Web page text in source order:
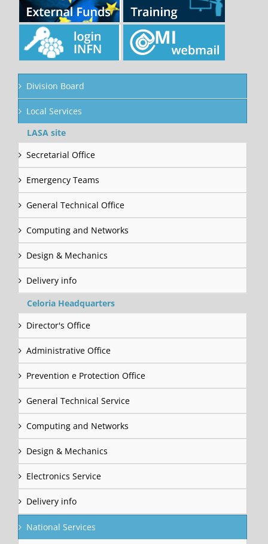
Division Board
Local Services
LASA site
Secretarial Office
Emergency Teams
General Technical Office
Computing and Networks
Design & Mechanics
Delivery info
Celoria Headquarters
Director's Office
Administrative Office
Prevention e Protection Office
General Technical Service
Computing and Networks
Design & Mechanics
Electronics Service
Delivery info
National Services